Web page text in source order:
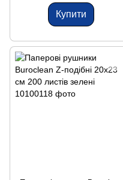
Купити